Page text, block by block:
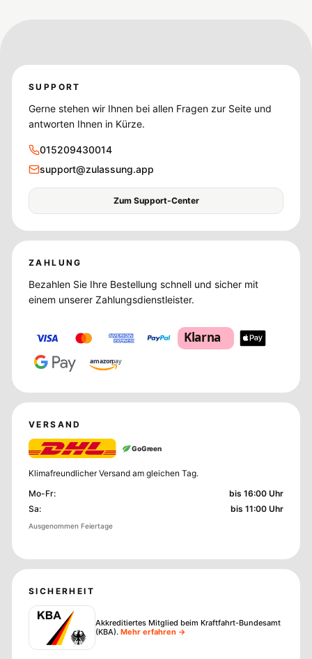
SUPPORT
Gerne stehen wir Ihnen bei allen Fragen zur Seite und
antworten Ihnen in Kürze.
015209430014
support@zulassung.app
Zum Support-Center
ZAHLUNG
Bezahlen Sie Ihre Bestellung schnell und sicher mit
einem unserer Zahlungsdienstleister.
Klarna
amazonpay
VERSAND
GoGreen
Klimafreundlicher Versand am gleichen Tag.
Mo-Fr:
bis 16:00 Uhr
Sa: bis 11:00 Uhr
Ausgenommen Feiertage
SICHERHEIT
Akkreditiertes Mitglied beim Kraftfahrt-Bundesamt
(KBA). Mehr erfahren →